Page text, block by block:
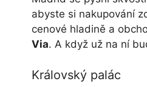
abyste si nakupování
cenové hladině a
Via. A když už na ní
Královský palác